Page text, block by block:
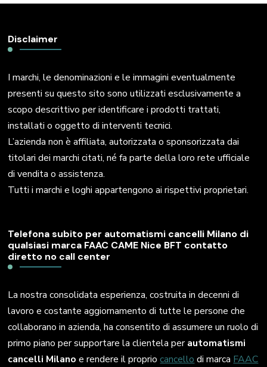
Disclaimer
I marchi, le denominazioni e le immagini eventualmente
presenti su questo sito sono utilizzati esclusivamente a
scopo descrittivo per identificare i prodotti trattati,
installati o oggetto di interventi tecnici.
L’azienda non è affiliata, autorizzata o sponsorizzata dai
titolari dei marchi citati, né fa parte della loro rete ufficiale
di vendita o assistenza.
Tutti i marchi e loghi appartengono ai rispettivi proprietari.
Telefona subito per automatismi cancelli Milano di
qualsiasi marca FAAC CAME Nice BFT contatto
diretto no call center
La nostra consolidata esperienza, costruita in decenni di
lavoro e costante aggiornamento di tutte le persone che
collaborano in azienda, ha consentito di assumere un ruolo di
primo piano per supportare la clientela perautomatismi
cancelli Milano e rendere il propriocancello di marca FAAC